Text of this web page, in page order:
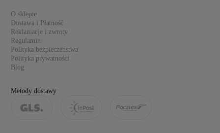
O sklepie
Dostawa i Płatność
Reklamacje i zwroty
Regulamin
Polityka bezpieczeństwa
Polityka prywatności
Blog
Metody dostawy